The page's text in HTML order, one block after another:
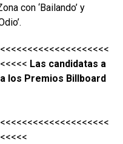
con ‘Bailando’ y
Las candidatas a
los Premios Billboard